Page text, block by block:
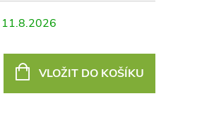
11.8.2026
VLOŽIT DO KOŠÍKU